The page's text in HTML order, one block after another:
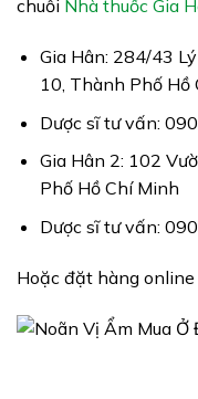
chuỗi Nhà thuốc Gia
Gia Hân: 284/43
10, Thành Phố Hồ
Dược sĩ tư vấn:
Gia Hân 2: 102
Phố Hồ Chí Minh
Dược sĩ tư vấn:
Hoặc đặt hàng